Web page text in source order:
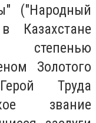
("Народный
Казахстане
Золотого
Труда
звание